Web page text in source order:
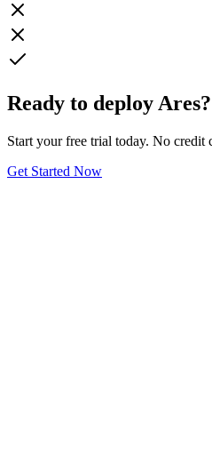
Ready to deploy Ares?
Start your free trial today. No credit
Get Started Now